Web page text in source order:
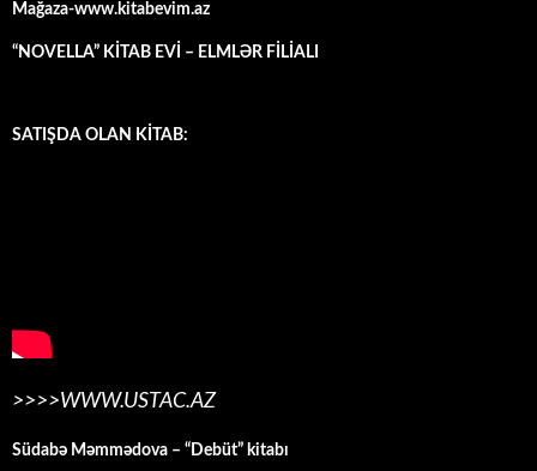
Mağaza-www.kitabevim.az
“NOVELLA” KİTAB EVİ – ELMLƏR FİLİALI
SATIŞDA OLAN KİTAB:
>>>>WWW.USTAC.AZ
Südabə Məmmədova – “Debüt” kitabı